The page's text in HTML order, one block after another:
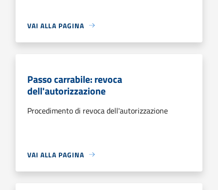
VAI ALLA PAGINA
Passo carrabile: revoca
dell'autorizzazione
Procedimento di revoca dell'autorizzazione
VAI ALLA PAGINA